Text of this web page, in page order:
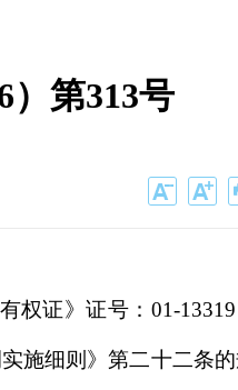
）第313号
权证》证号：01-13319
施细则》第二十二条